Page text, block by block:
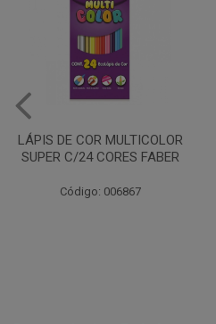
Caneta esferográfica 1.6mm
Cristal Intenso
Código: 028987